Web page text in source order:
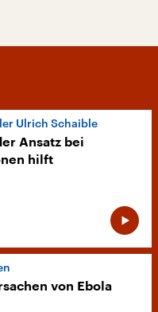
Ulrich Schaible
Ansatz bei
hilft
von Ebola